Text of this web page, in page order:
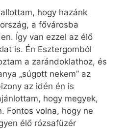
hogy hazánk
a fővárosba
Így van ezzel az élő
is. Én Esztergomból
a zarándoklathoz, és
„súgott nekem” az
az idén én is
hogy megyek,
Fontos volna, hogy ne
élő rózsafüzér